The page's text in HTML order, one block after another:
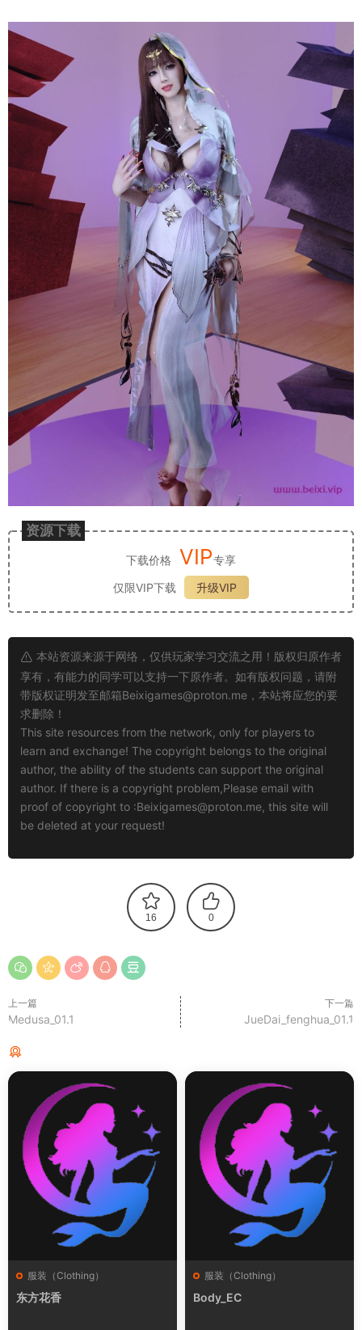
资源下载
下载价格 VIP专享
仅限VIP下载
升级VIP
本站资源来源于网络，仅供玩家学习交流之用！版权归原作者
享有，有能力的同学可以支持一下原作者。如有版权问题，请附
带版权证明发至邮箱Beixigames@proton.me ，本站将应您的要
求删除！
This site resources from the network, only for players to
learn and exchange! The copyright belongs to the original
author, the ability of the students can support the original
author. If there is a copyright problem,Please email with
proof of copyright to :Beixigames@proton.me, this site will
be deleted at your request!
16 0
上一篇
Medusa_01.1
下一篇
JueDai_fenghua_01.1
服装（Clothing）
东方花香
服装（Clothing）
Body_EC